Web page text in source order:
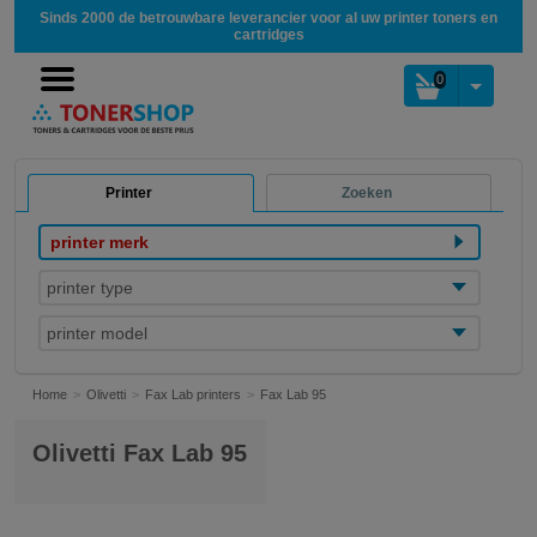
Sinds 2000 de betrouwbare leverancier voor al uw printer toners en
cartridges
0
Printer Zoeken
printer merk
printer type
printer model
Home Olivetti Fax Lab printers Fax Lab 95
Olivetti Fax Lab 95